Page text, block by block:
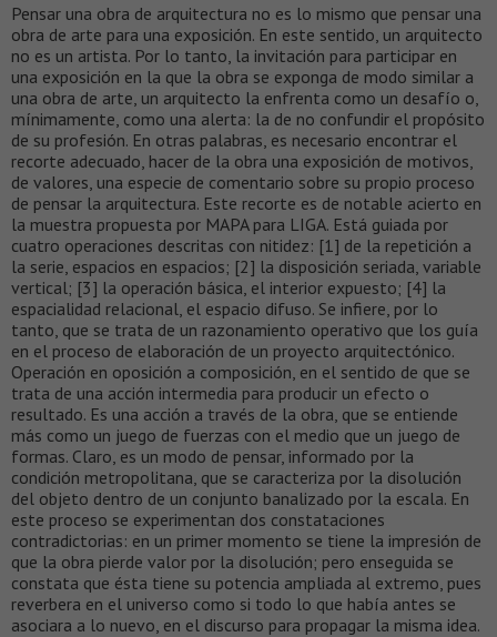
Pensar una obra de arquitectura no es lo mismo que pensar una
obra de arte para una exposición. En este sentido, un arquitecto
no es un artista. Por lo tanto, la invitación para participar en
una exposición en la que la obra se exponga de modo similar a
una obra de arte, un arquitecto la enfrenta como un desafío o,
mínimamente, como una alerta: la de no confundir el propósito
de su profesión. En otras palabras, es necesario encontrar el
recorte adecuado, hacer de la obra una exposición de motivos,
de valores, una especie de comentario sobre su propio proceso
de pensar la arquitectura. Este recorte es de notable acierto en
la muestra propuesta por MAPA para LIGA. Está guiada por
cuatro operaciones descritas con nitidez: [1] de la repetición a
la serie, espacios en espacios; [2] la disposición seriada, variable
vertical; [3] la operación básica, el interior expuesto; [4] la
espacialidad relacional, el espacio difuso. Se infiere, por lo
tanto, que se trata de un razonamiento operativo que los guía
en el proceso de elaboración de un proyecto arquitectónico.
Operación en oposición a composición, en el sentido de que se
trata de una acción intermedia para producir un efecto o
resultado. Es una acción a través de la obra, que se entiende
más como un juego de fuerzas con el medio que un juego de
formas. Claro, es un modo de pensar, informado por la
condición metropolitana, que se caracteriza por la disolución
del objeto dentro de un conjunto banalizado por la escala. En
este proceso se experimentan dos constataciones
contradictorias: en un primer momento se tiene la impresión de
que la obra pierde valor por la disolución; pero enseguida se
constata que ésta tiene su potencia ampliada al extremo, pues
reverbera en el universo como si todo lo que había antes se
asociara a lo nuevo, en el discurso para propagar la misma idea.